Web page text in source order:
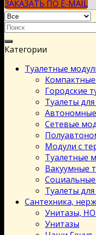
ЗАКАЗАТЬ ПО E-MAIL
Категории
Туалетные
Городские
Туалеты
Сетевые
Модули с
Туалетные
Вакуумные
Туалеты
Сантехника,
Унитазы,
Унитазы